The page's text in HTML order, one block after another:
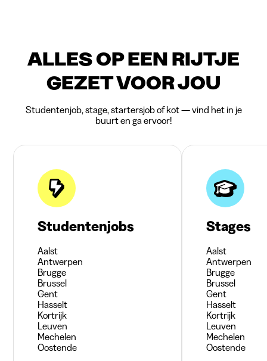
ALLES OP EEN RIJTJE
GEZET VOOR JOU
Studentenjob, stage, startersjob of kot — vind het in je
buurt en ga ervoor!
Studentenjobs
Aalst
Antwerpen
Brugge
Brussel
Gent
Hasselt
Kortrijk
Leuven
Mechelen
Oostende
Stages
Aalst
Antwerpen
Brugge
Brussel
Gent
Hasselt
Kortrijk
Leuven
Mechelen
Oostende